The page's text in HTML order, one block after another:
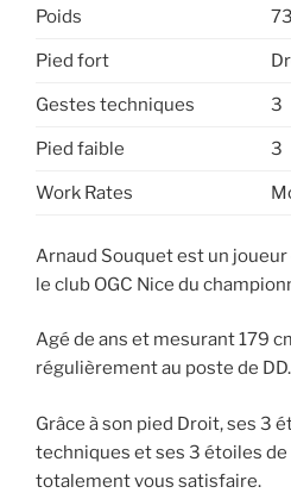
Poids
Pied fort
Gestes techniques 3
Pied faible 3
Work Rates
Arnaud Souquet est un
le club OGC Nice du
Agé de ans et mesurant 179
régulièrement au poste de DD.
Grâce à son pied Droit, ses 3
techniques et ses 3 étoiles de
totalement vous satisfaire.